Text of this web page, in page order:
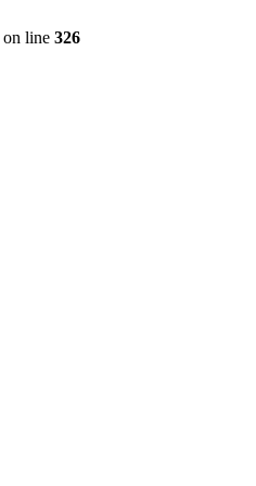
on line 326